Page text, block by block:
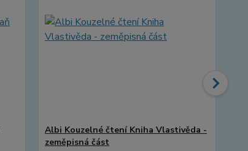
Albi Kouzelné čtení Kniha Vlastivěda -
zeměpisná část